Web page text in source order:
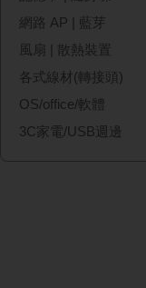
網路 AP | 藍芽
風扇 | 散熱裝置
各式線材(轉接頭)
OS/office/軟體
3C家電/USB週邊